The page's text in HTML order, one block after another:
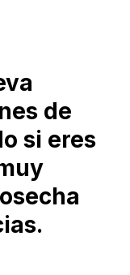
de
si eres